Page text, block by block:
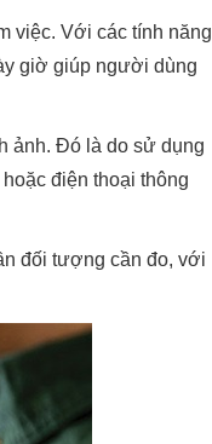
việc. Với các tính năng
giờ giúp người dùng
ảnh. Đó là do sử dụng
điện thoại thông
đối tượng cần đo, với